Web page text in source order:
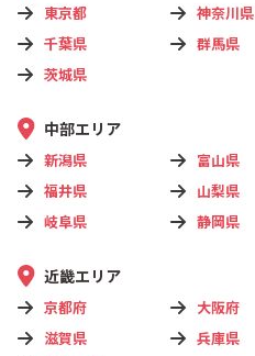
東京都 神奈川県
千葉県
群馬県
茨城県
中部エリア
新潟県 富山県
福井県
山梨県
岐阜県
静岡県
近畿エリア
京都府 大阪府
滋賀県
兵庫県